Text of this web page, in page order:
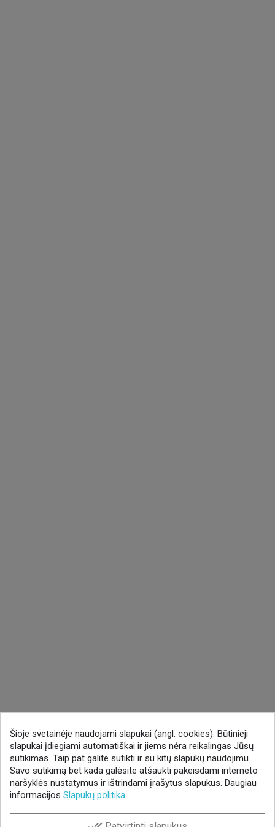
Šioje svetainėje naudojami slapukai (angl. cookies). Būtinieji
slapukai įdiegiami automatiškai ir jiems nėra reikalingas Jūsų
sutikimas. Taip pat galite sutikti ir su kitų slapukų naudojimu.
Savo sutikimą bet kada galėsite atšaukti pakeisdami interneto
naršyklės nustatymus ir ištrindami įrašytus slapukus. Daugiau
informacijos Slapukų politika